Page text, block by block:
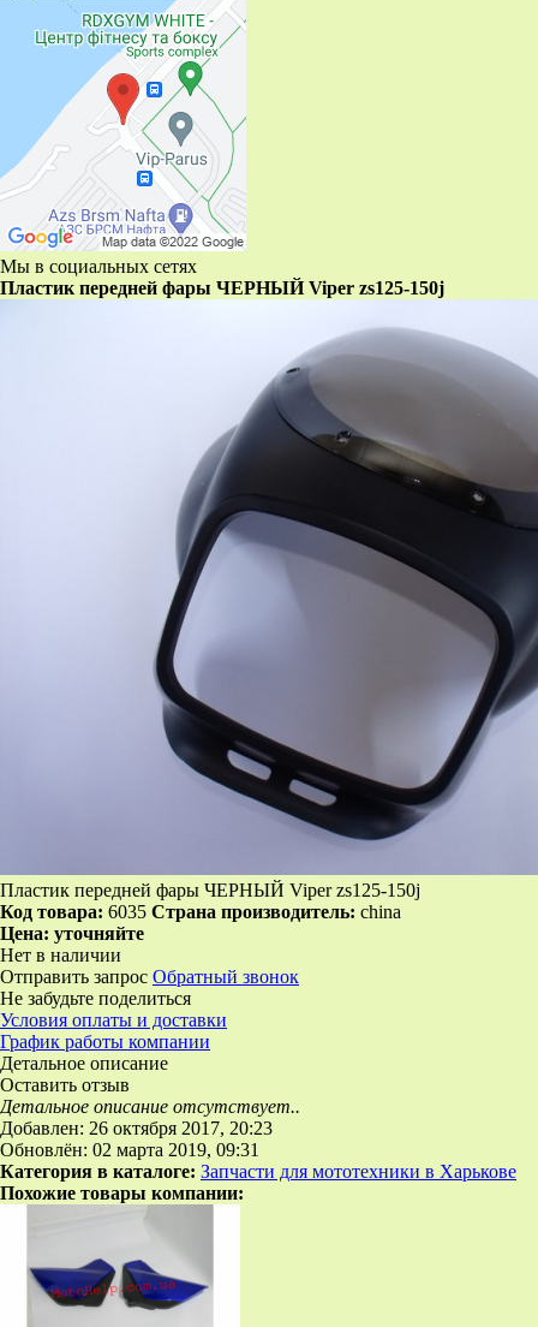
Мы в социальных сетях
Пластик передней фары ЧЕРНЫЙ Viper zs125-150j
Пластик передней фары ЧЕРНЫЙ Viper zs125-150j
Код товара: 6035 Страна производитель: china
Цена: уточняйте
Нет в наличии
Отправить запрос Обратный звонок
Не забудьте поделиться
Условия оплаты и доставки
График работы компании
Детальное описание
Оставить отзыв
Детальное описание отсутствует..
Добавлен: 26 октября 2017, 20:23
Обновлён: 02 марта 2019, 09:31
Категория в каталоге: Запчасти для мототехники в Харькове
Похожие товары компании: